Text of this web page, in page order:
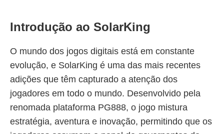
Introdução ao SolarKing
O mundo dos jogos digitais está em constante
evolução, e SolarKing é uma das mais recentes
adições que têm capturado a atenção dos
jogadores em todo o mundo. Desenvolvido pela
renomada plataforma PG888, o jogo mistura
estratégia, aventura e inovação, permitindo que os